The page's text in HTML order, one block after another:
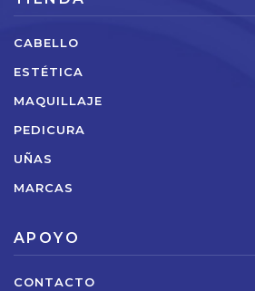
CABELLO
ESTÉTICA
MAQUILLAJE
PEDICURA
UÑAS
MARCAS
APOYO
CONTACTO